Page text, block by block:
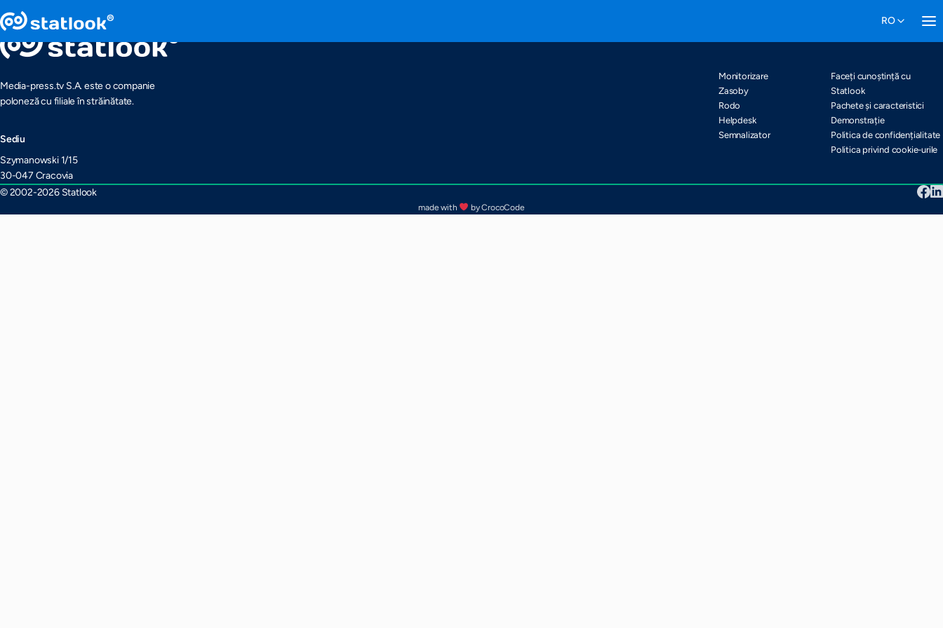
Media-press.tv S.A. este o companie
poloneză cu filiale în străinătate.
Sediu
Szymanowski 1/15
30-047 Cracovia
Monitorizare
Zasoby
Rodo
Helpdesk
Semnalizator
Faceți cunoștință cu
Statlook
Pachete și caracteristici
Demonstrație
Politica de confidențialitate
Politica privind cookie-urile
© 2002-2026 Statlook
made with by CrocoCode